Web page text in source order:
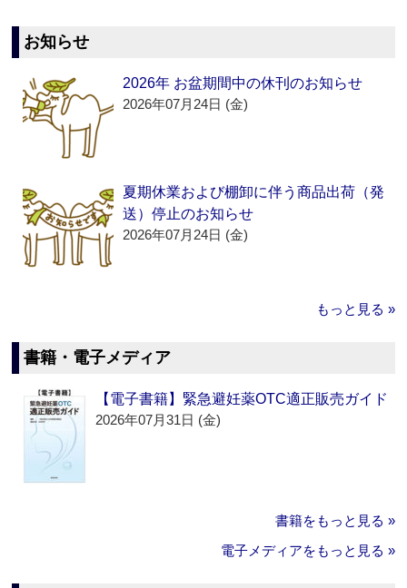
お知らせ
2026年 お盆期間中の休刊のお知らせ
2026年07月24日 (金)
夏期休業および棚卸に伴う商品出荷（発
送）停止のお知らせ
2026年07月24日 (金)
もっと見る »
書籍・電子メディア
【電子書籍】緊急避妊薬OTC適正販売ガイド
2026年07月31日 (金)
書籍をもっと見る »
電子メディアをもっと見る »